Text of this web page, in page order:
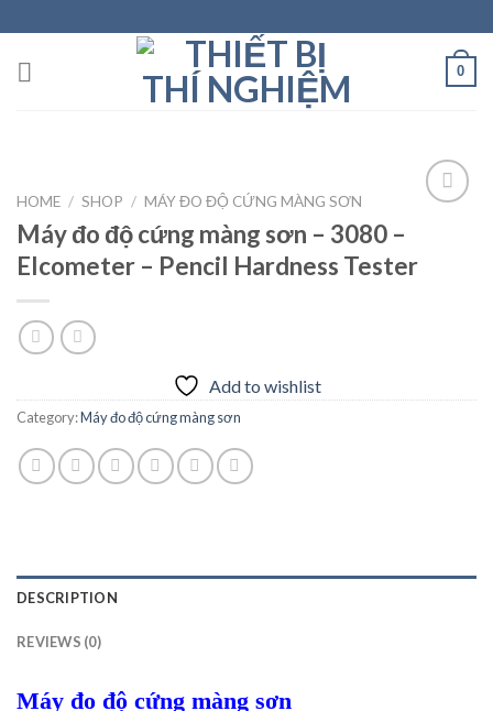
to
content
0
Add to
HOME / SHOP / MÁY ĐO ĐỘ CỨNG MÀNG SƠN
Máy đo độ cứng màng sơn – 3080 –
Elcometer – Pencil Hardness Tester
Add to wishlist
Category:Máy đo độ cứng màng sơn
DESCRIPTION
REVIEWS (0)
Máy đo độ cứng màng sơn